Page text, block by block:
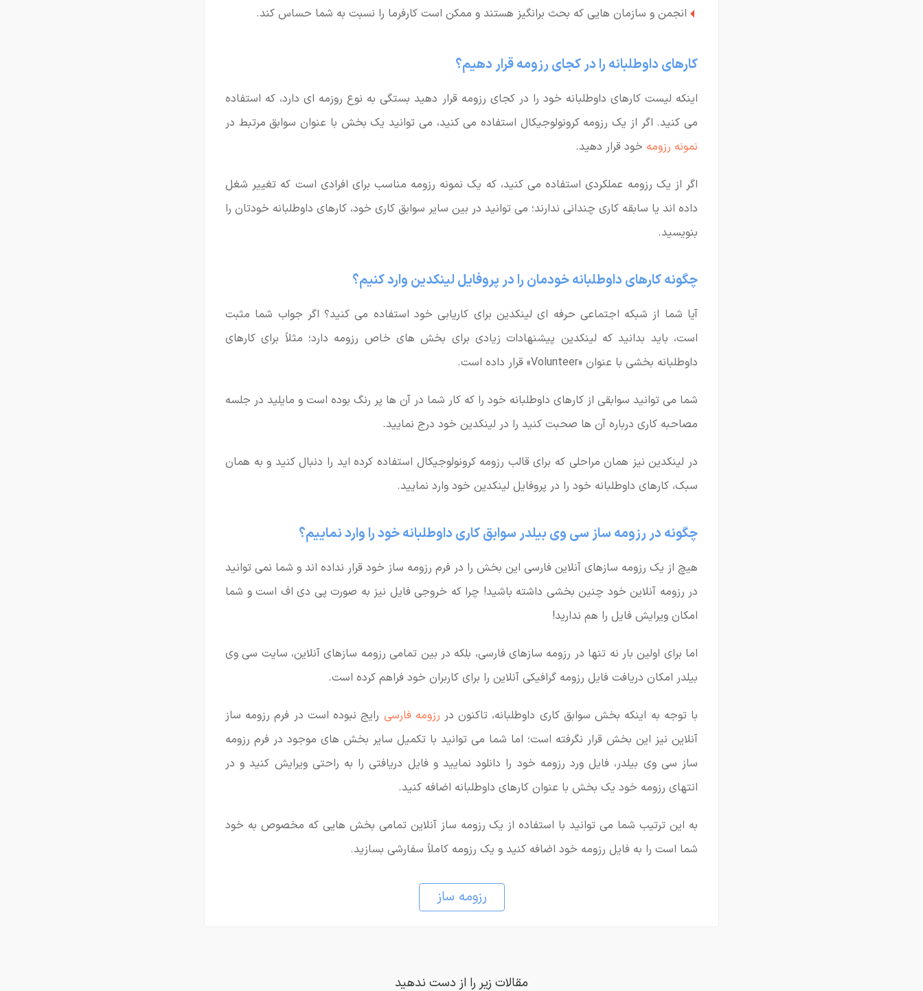
انجمن و سازمان هایی که بحث برانگیز هستند و ممکن است کارفرما را نسبت به شما حساس کند.
کارهای داوطلبانه را در کجای رزومه قرار دهیم؟
اینکه لیست کارهای داوطلبانه خود را در کجای رزومه قرار دهید بستگی به نوع روزمه ای دارد، که استفاده
می کنید. اگر از یک رزومه کرونولوجیکال استفاده می کنید، می توانید یک بخش با عنوان سوابق مرتبط در
نمونه رزومه خود قرار دهید.
اگر از یک رزومه عملکردی استفاده می کنید، که یک نمونه رزومه مناسب برای افرادی است که تغییر شغل
داده اند یا سابقه کاری چندانی ندارند؛ می توانید در بین سایر سوابق کاری خود، کارهای داوطلبانه خودتان را
بنویسید.
چگونه کارهای داوطلبانه خودمان را در پروفایل لینکدین وارد کنیم؟
آیا شما از شبکه اجتماعی حرفه ای لینکدین برای کاریابی خود استفاده می کنید؟ اگر جواب شما مثبت
است، باید بدانید که لینکدین پیشنهادات زیادی برای بخش های خاص رزومه دارد؛ مثلاً برای کارهای
داوطلبانه بخشی با عنوان «Volunteer» قرار داده است.
شما می توانید سوابقی از کارهای داوطلبانه خود را که کار شما در آن ها پر رنگ بوده است و مایلید در جلسه
مصاحبه کاری درباره آن ها صحبت کنید را در لینکدین خود درج نمایید.
در لینکدین نیز همان مراحلی که برای قالب رزومه کرونولوجیکال استفاده کرده اید را دنبال کنید و به همان
سبک، کارهای داوطلبانه خود را در پروفایل لینکدین خود وارد نمایید.
چگونه در رزومه ساز سی وی بیلدر سوابق کاری داوطلبانه خود را وارد نماییم؟
هیچ از یک رزومه سازهای آنلاین فارسی این بخش را در فرم رزومه ساز خود قرار نداده اند و شما نمی توانید
در رزومه آنلاین خود چنین بخشی داشته باشید! چرا که خروجی فایل نیز به صورت پی دی اف است و شما
امکان ویرایش فایل را هم ندارید!
اما برای اولین بار نه تنها در رزومه سازهای فارسی، بلکه در بین تمامی رزومه سازهای آنلاین، سایت سی وی
بیلدر امکان دریافت فایل رزومه گرافیکی آنلاین را برای کاربران خود فراهم کرده است.
با توجه به اینکه بخش سوابق کاری داوطلبانه، تاکنون در رزومه فارسی رایج نبوده است در فرم رزومه ساز
آنلاین نیز این بخش قرار نگرفته است؛ اما شما می توانید با تکمیل سایر بخش های موجود در فرم رزومه
ساز سی وی بیلدر، فایل ورد رزومه خود را دانلود نمایید و فایل دریافتی را به راحتی ویرایش کنید و در
انتهای رزومه خود یک بخش با عنوان کارهای داوطلبانه اضافه کنید.
به این ترتیب شما می توانید با استفاده از یک رزومه ساز آنلاین تمامی بخش هایی که مخصوص به خود
شما است را به فایل رزومه خود اضافه کنید و یک رزومه کاملاً سفارشی بسازید.
رزومه ساز
مقالات زیر را از دست ندهید